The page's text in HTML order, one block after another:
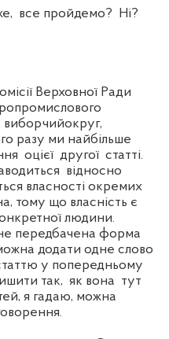
все пройдемо? Ні?
Верховної Ради
разу ми найбільше
оцієї другої статті.
відносно
власності окремих
тому що власність є
людини.
передбачена форма
додати одне слово
у попередньому
так, як вона тут
я гадаю, можна